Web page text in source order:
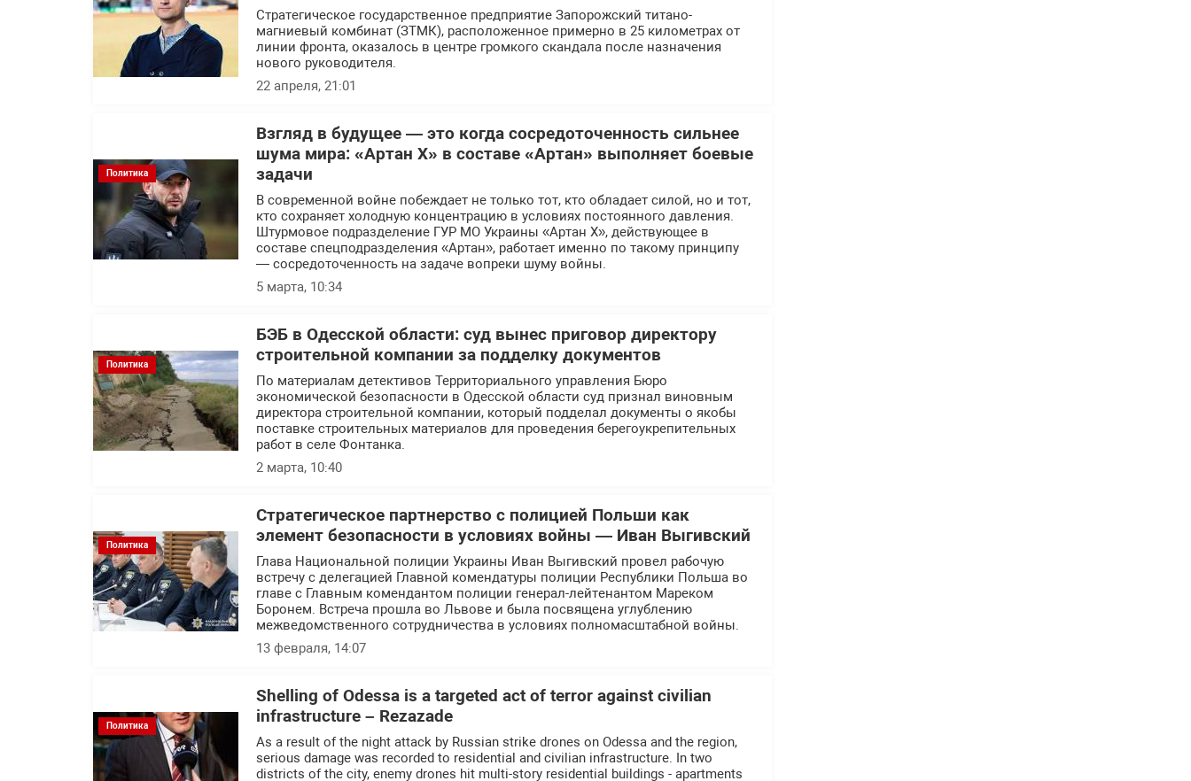
Стратегическое государственное предприятие Запорожский титано-
магниевый комбинат (ЗТМК), расположенное примерно в 25 километрах от
линии фронта, оказалось в центре громкого скандала после назначения
нового руководителя.
22 апреля, 21:01
Политика
Взгляд в будущее — это когда сосредоточенность сильнее
шума мира: «Артан Х» в составе «Артан» выполняет боевые
задачи
В современной войне побеждает не только тот, кто обладает силой, но и тот,
кто сохраняет холодную концентрацию в условиях постоянного давления.
Штурмовое подразделение ГУР МО Украины «Артан Х», действующее в
составе спецподразделения «Артан», работает именно по такому принципу
— сосредоточенность на задаче вопреки шуму войны.
5 марта, 10:34
Политика
БЭБ в Одесской области: суд вынес приговор директору
строительной компании за подделку документов
По материалам детективов Территориального управления Бюро
экономической безопасности в Одесской области суд признал виновным
директора строительной компании, который подделал документы о якобы
поставке строительных материалов для проведения берегоукрепительных
работ в селе Фонтанка.
2 марта, 10:40
Политика
Стратегическое партнерство с полицией Польши как
элемент безопасности в условиях войны — Иван Выгивский
Глава Национальной полиции Украины Иван Выгивский провел рабочую
встречу с делегацией Главной комендатуры полиции Республики Польша во
главе с Главным комендантом полиции генерал-лейтенантом Мареком
Боронем. Встреча прошла во Львове и была посвящена углублению
межведомственного сотрудничества в условиях полномасштабной войны.
13 февраля, 14:07
Политика
Shelling of Odessa is a targeted act of terror against civilian
infrastructure – Rezazade
As a result of the night attack by Russian strike drones on Odessa and the region,
serious damage was recorded to residential and civilian infrastructure. In two
districts of the city, enemy drones hit multi-story residential buildings - apartments